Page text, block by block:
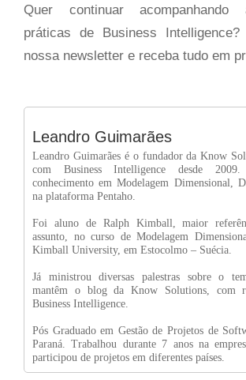
Quer continuar acompanhando
práticas de Business
nossa newsletter e receba tudo em
Leandro Guimarães
Leandro Guimarães é o fundador da Know
com Business Intelligence desde
conhecimento em Modelagem Dimensional,
na plataforma Pentaho.
Foi aluno de Ralph Kimball, maior
assunto, no curso de Modelagem
Kimball University, em Estocolmo – Suécia.
Já ministrou diversas palestras sobre o
mantêm o blog da Know Solutions, com
Business Intelligence.
Pós Graduado em Gestão de Projetos de
Paraná. Trabalhou durante 7 anos na
participou de projetos em diferentes países.